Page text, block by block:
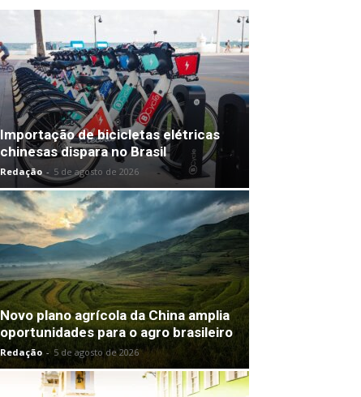
Importação de bicicletas elétricas
chinesas dispara no Brasil
Redação - 5 de agosto de 2026
Novo plano agrícola da China amplia
oportunidades para o agro brasileiro
Redação - 5 de agosto de 2026